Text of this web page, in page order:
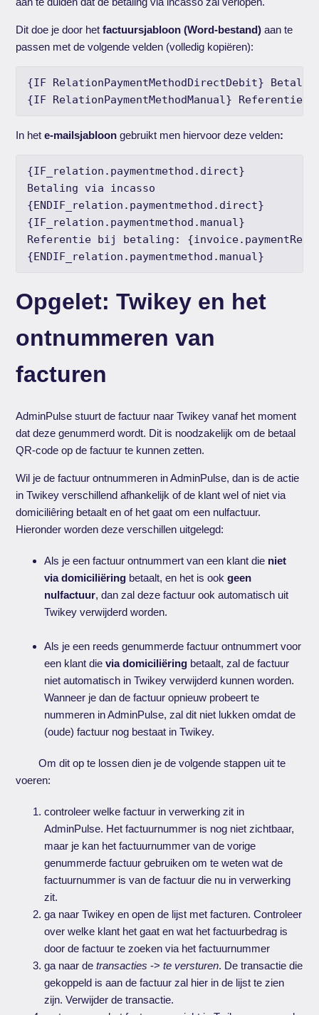
Dit doe je door hetfactuursjabloon (Word-bestand) aan te
passen met de volgende velden (volledig kopiëren):
{IF RelationPaymentMethodDirectDebit}
{IF RelationPaymentMethodManual} Referentie
In het e-mailsjabloongebruikt men hiervoor deze velden:
{IF_relation.paymentmethod.direct}
Betaling via incasso
{ENDIF_relation.paymentmethod.direct}
{IF_relation.paymentmethod.manual}
Referentie bij betaling:
{ENDIF_relation.paymentmethod.manual}
Opgelet: Twikey en het
ontnummeren van
facturen
AdminPulse stuurt de factuur naar Twikey vanaf het moment
dat deze genummerd wordt. Dit is noodzakelijk om de betaal
QR-code op de factuur te kunnen zetten.
Wil je de factuur ontnummeren in AdminPulse, dan is de actie
in Twikey verschillend afhankelijk of de klant wel of niet via
domiciliêring betaalt en of het gaat om een nulfactuur.
Hieronder worden deze verschillen uitgelegd:
Als je een factuur ontnummert van een klant die niet
via domiciliëring betaalt, en het is ookgeen
nulfactuur, dan zal deze factuur ook automatisch uit
Twikey verwijderd worden.
Als je een reeds genummerde factuur ontnummert voor
een klant dievia domiciliëring betaalt, zal de factuur
niet automatisch in Twikey verwijderd kunnen worden.
Wanneer je dan de factuur opnieuw probeert te
nummeren in AdminPulse, zal dit niet lukken omdat de
(oude) factuur nog bestaat in Twikey.
Om dit op te lossen dien je de volgende stappen uit te
voeren:
controleer welke factuur in verwerking zit in
AdminPulse. Het factuurnummer is nog niet zichtbaar,
maar je kan het factuurnummer van de vorige
genummerde factuur gebruiken om te weten wat de
factuurnummer is van de factuur die nu in verwerking
zit.
ga naar Twikey en open de lijst met facturen. Controleer
over welke klant het gaat en wat het factuurbedrag is
door de factuur te zoeken via het factuurnummer
ga naar detransacties ->te versturen. De transactie die
gekoppeld is aan de factuur zal hier in de lijst te zien
zijn. Verwijder de transactie.